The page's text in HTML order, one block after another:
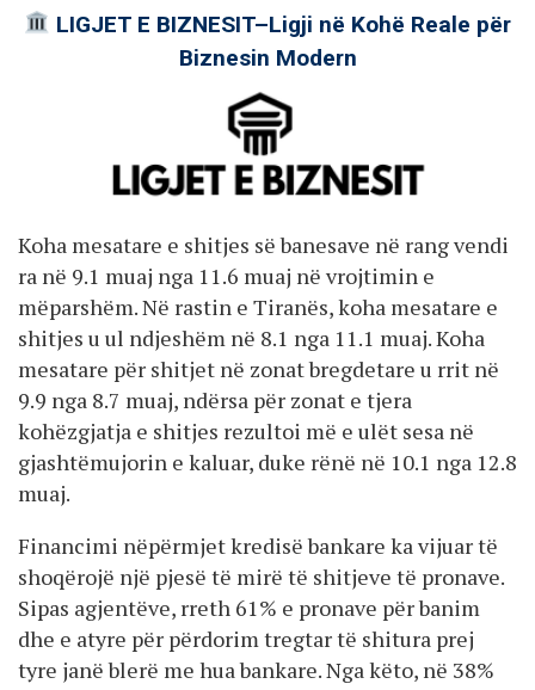
LIGJET E BIZNESIT–Ligji në Kohë Reale për
Biznesin Modern
Koha mesatare e shitjes së banesave në rang vendi
ra në 9.1 muaj nga 11.6 muaj në vrojtimin e
mëparshëm. Në rastin e Tiranës, koha mesatare e
shitjes u ul ndjeshëm në 8.1 nga 11.1 muaj. Koha
mesatare për shitjet në zonat bregdetare u rrit në
9.9 nga 8.7 muaj, ndërsa për zonat e tjera
kohëzgjatja e shitjes rezultoi më e ulët sesa në
gjashtëmujorin e kaluar, duke rënë në 10.1 nga 12.8
muaj.
Financimi nëpërmjet kredisë bankare ka vijuar të
shoqërojë një pjesë të mirë të shitjeve të pronave.
Sipas agjentëve, rreth 61% e pronave për banim
dhe e atyre për përdorim tregtar të shitura prej
tyre janë blerë me hua bankare. Nga këto, në 38%